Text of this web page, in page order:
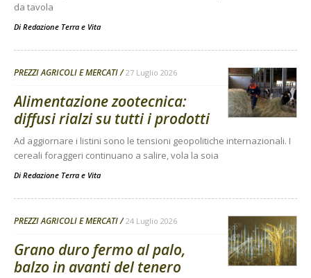
da tavola
Di Redazione Terra e Vita
PREZZI AGRICOLI E MERCATI 27 Luglio 2026
Alimentazione zootecnica:
diffusi rialzi su tutti i prodotti
Ad aggiornare i listini sono le tensioni geopolitiche internazionali. I
cereali foraggeri continuano a salire, vola la soia
Di Redazione Terra e Vita
PREZZI AGRICOLI E MERCATI 24 Luglio 2026
Grano duro fermo al palo,
balzo in avanti del tenero